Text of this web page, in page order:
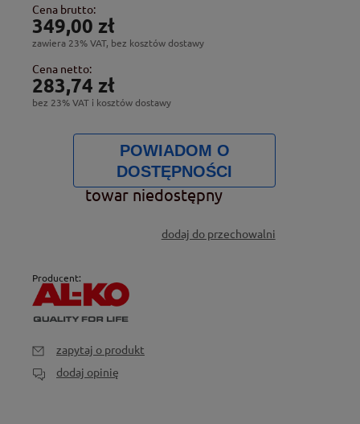
Cena brutto:
349,00 zł
zawiera 23% VAT, bez kosztów dostawy
Cena netto:
283,74 zł
bez 23% VAT i kosztów dostawy
POWIADOM O
DOSTĘPNOŚCI
towar niedostępny
dodaj do przechowalni
Producent:
zapytaj o produkt
dodaj opinię